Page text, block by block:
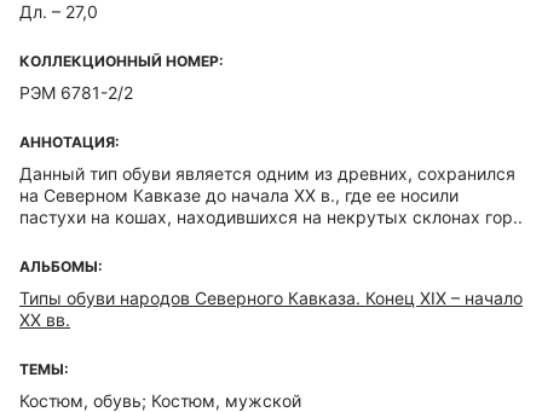
Дл. – 27,0
КОЛЛЕКЦИОННЫЙ НОМЕР:
РЭМ 6781-2/2
АННОТАЦИЯ:
Данный тип обуви является одним из древних, сохранился
на Северном Кавказе до начала ХХ в., где ее носили
пастухи на кошах, находившихся на некрутых склонах гор..
АЛЬБОМЫ:
Типы обуви народов Северного Кавказа. Конец XIX – начало
ХХ вв.
ТЕМЫ:
Костюм, обувь; Костюм, мужской